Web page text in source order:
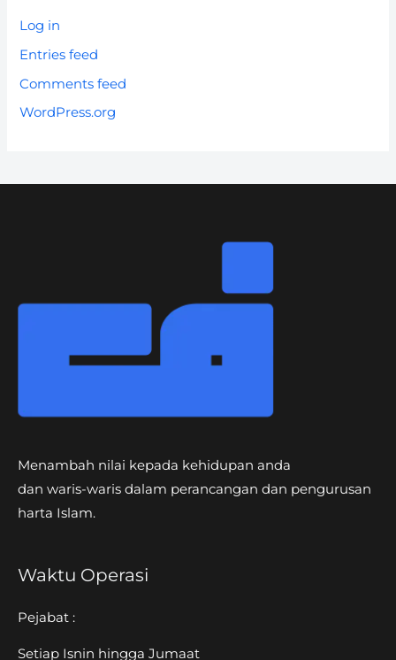
Log in
Entries feed
Comments feed
WordPress.org
Menambah nilai kepada kehidupan anda
dan waris-waris dalam perancangan dan pengurusan
harta Islam.
Waktu Operasi
Pejabat :
Setiap Isnin hingga Jumaat